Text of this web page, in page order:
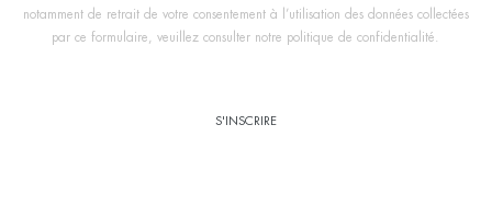
notamment de retrait de votre consentement à l’utilisation des données collectées
par ce formulaire, veuillez consulter notre politique de confidentialité.